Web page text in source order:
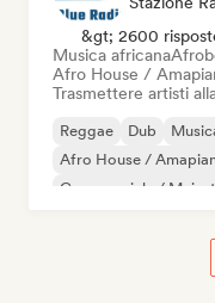
&gt; 2600
Musica africana
Afro House /
Trasmettere artisti
Reggae Dub
Afro House /
Commerciale /